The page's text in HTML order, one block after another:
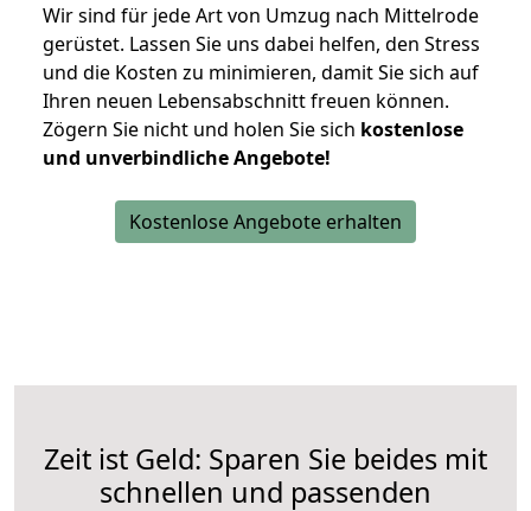
Wir sind für jede Art von Umzug nach Mittelrode
gerüstet. Lassen Sie uns dabei helfen, den Stress
und die Kosten zu minimieren, damit Sie sich auf
Ihren neuen Lebensabschnitt freuen können.
Zögern Sie nicht und holen Sie sich kostenlose
und unverbindliche Angebote!
Kostenlose Angebote erhalten
Zeit ist Geld: Sparen Sie beides mit
schnellen und passenden